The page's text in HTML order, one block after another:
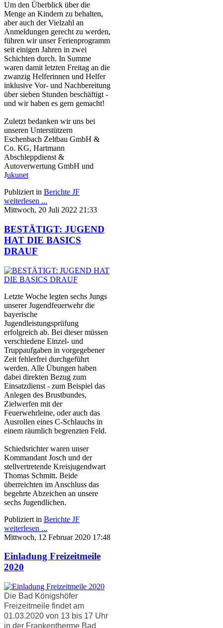
Um den Überblick über die
Menge an Kindern zu behalten,
aber auch der Vielzahl an
Anmeldungen gerecht zu werden,
führen wir unser Ferienprogramm
seit einigen Jahren in zwei
Schichten durch. In Summe
waren damit letzten Freitag an die
zwanzig Helferinnen und Helfer
inklusive Vor- und Nachbereitung
über sieben Stunden beschäftigt -
und wir haben es gern gemacht!
Zuletzt bedanken wir uns bei
unseren Unterstützern
Eschenbach Zeltbau GmbH &
Co. KG, Hartmann
Abschleppdienst &
Autoverwertung GmbH und
Jukunet
Publiziert in Berichte JF
weiterlesen ...
Mittwoch, 20 Juli 2022 21:33
BESTÄTIGT: JUGEND
HAT DIE BASICS
DRAUF
Letzte Woche legten sechs Jungs
unserer Jugendfeuerwehr die
bayerische
Jugendleistungsprüfung
erfolgreich ab. Bei dieser müssen
verschiedene Einzel- und
Truppaufgaben in vorgegebener
Zeit fehlerfrei durchgeführt
werden. Alle Übungen haben
dabei direkten Bezug zum
Einsatzdienst - zum Beispiel das
Anlegen des Brustbundes,
Zielwerfen mit der
Feuerwehrleine, oder auch das
Ausrollen eines C-Schlauchs in
einem räumlich begrenzten Feld.
Schiedsrichter waren unser
Kommandant Josch und der
stellvertretende Kreisjugendwart
Thomas Schmitt. Beide
überreichten im Anschluss das
begehrte Abzeichen an unsere
sechs Jugendlichen.
Publiziert in Berichte JF
weiterlesen ...
Mittwoch, 12 Februar 2020 17:48
Einladung Freizeitmeile
2020
Die Bad Königshöfer
Freizeitmeile findet am
01.03.2020 von 13 bis 17 Uhr
in der Frankentherme Bad